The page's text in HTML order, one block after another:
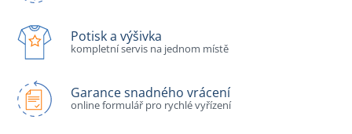
Potisk a výšivka
kompletní servis na jednom místě
Garance snadného vrácení
online formulář pro rychlé vyřízení